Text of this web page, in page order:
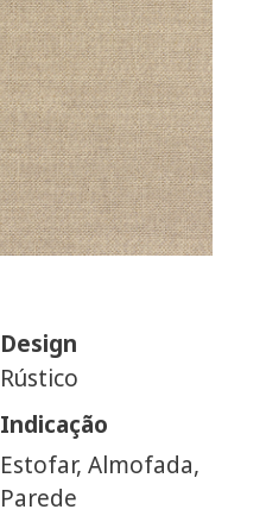
Design
Rústico
Indicação
Estofar, Almofada,
Parede